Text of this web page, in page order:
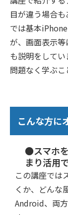
目が違う場合
では基本
が、画面表示
も説明をして
問題なく学ぶこ
こんな方に
●スマホ
まり活用
この講座では
くか、どんな
Android、両